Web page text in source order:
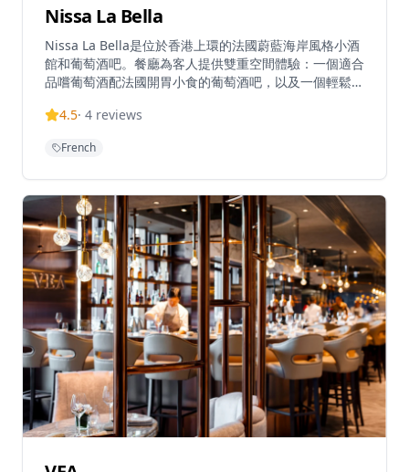
Nissa La Bella
Nissa La Bella是位於香港上環的法國蔚藍海岸風格小酒
館和葡萄酒吧。餐廳為客人提供雙重空間體驗：一個適合
品嚐葡萄酒配法國開胃小食的葡萄酒吧，以及一個輕鬆休
魚、蝸牛、肉醬凍，以及精心準備的肉類和魚類菜式，如
餃、優質葡萄酒，並保持復古的蔚藍海岸氛圍，融合巴黎
勝地，營造出輕鬆愉悅的地中海氛圍。無論是與朋友小聚
品酒，還是享受一頓悠閒的法式晚餐，Nissa La Bella都
能提供完美的用餐體驗。餐廳的葡萄酒選擇豐富，從經典
法國葡萄酒到新世界佳釀，應有盡有，由專業侍酒師為您
推薦最適合的配餐選擇。
4.5· 4 reviews
French